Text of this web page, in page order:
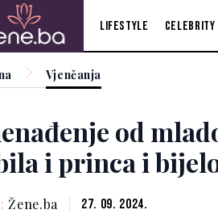
Lifestyle Celebrity
Vjenčanja
od
i princa i
Žene.ba 27. 09. 2024.